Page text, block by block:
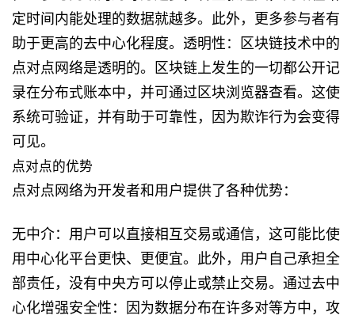
定时间内能处理的数据就越多。此外，更多参与者有
助于更高的去中心化程度。透明性：区块链技术中的
点对点网络是透明的。区块链上发生的一切都公开记
录在分布式账本中，并可通过区块浏览器查看。这使
系统可验证，并有助于可靠性，因为欺诈行为会变得
可见。
点对点的优势
点对点网络为开发者和用户提供了各种优势：
无中介：用户可以直接相互交易或通信，这可能比使
用中心化平台更快、更便宜。此外，用户自己承担全
部责任，没有中央方可以停止或禁止交易。通过去中
心化增强安全性：因为数据分布在许多对等方中，攻